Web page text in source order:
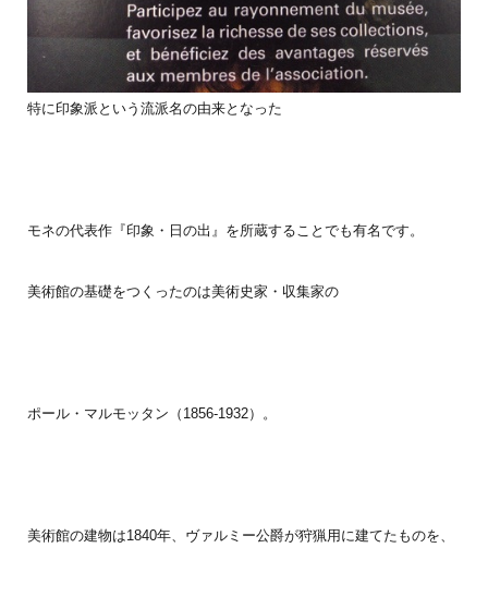
特に印象派という流派名の由来となった
モネの代表作『印象・日の出』を所蔵することでも有名です。
美術館の基礎をつくったのは美術史家・収集家の
ポール・マルモッタン（1856-1932）。
美術館の建物は1840年、ヴァルミー公爵が狩猟用に建てたものを、